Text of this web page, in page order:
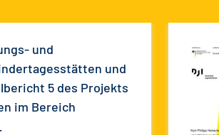
und
und
5 des Projekts
im Bereich